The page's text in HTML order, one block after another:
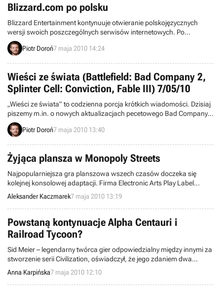
Blizzard.com po polsku
Blizzard Entertainment kontynuuje otwieranie polskojęzycznych
wersji swoich poszczególnych serwisów internetowych. Po
uruchomieniu polskiej wersji oficjalnej strony StarCrafta II oraz
zapowiedzi startu platformy Battle.net w rodzimym języku, przyszła
Piotr Doroń7 maja 2010 14:24
Wieści ze świata (Battlefield: Bad Company 2,
Splinter Cell: Conviction, Fable III) 7/05/10
„Wieści ze świata” to codzienna porcja krótkich wiadomości. Dzisiaj
piszemy m.in. o nowych aktualizacjach pecetowego Bad Company 2
i Splinter Cell: Conviction, sprzedaży Metal Gear Solid: Peace Walker
w Japonii, dacie premiery Final Fantasy IX w wersjach na PSP i PS3,
Piotr Doroń7 maja 2010 13:40
Żyjąca plansza w Monopoly Streets
Najpopularniejsza gra planszowa wszech czasów doczeka się
kolejnej konsolowej adaptacji. Firma Electronic Arts Play Label
(będąca częścią koncernu EA) poinformowała o pracach nad
Monopoly Streets. Gra ukaże się jesienią tego roku w wersji na
konsole Nintendo Wii, Xbox 360 i PlayStation 3.
Aleksander Kaczmarek7 maja 2010 13:19
Powstaną kontynuacje Alpha Centauri i
Railroad Tycoon?
Sid Meier – legendarny twórca gier odpowiedzialny między innymi za
stworzenie serii Civilization, oświadczył, że jego zdaniem dwa
klasyczne tytuły – Sid Meier's Alpha Centauri i Railroad Tycoon
zasługują na to żeby doczekać się kontynuacji. Obydwie gry zostały
Anna Karpińska7 maja 2010 12:10